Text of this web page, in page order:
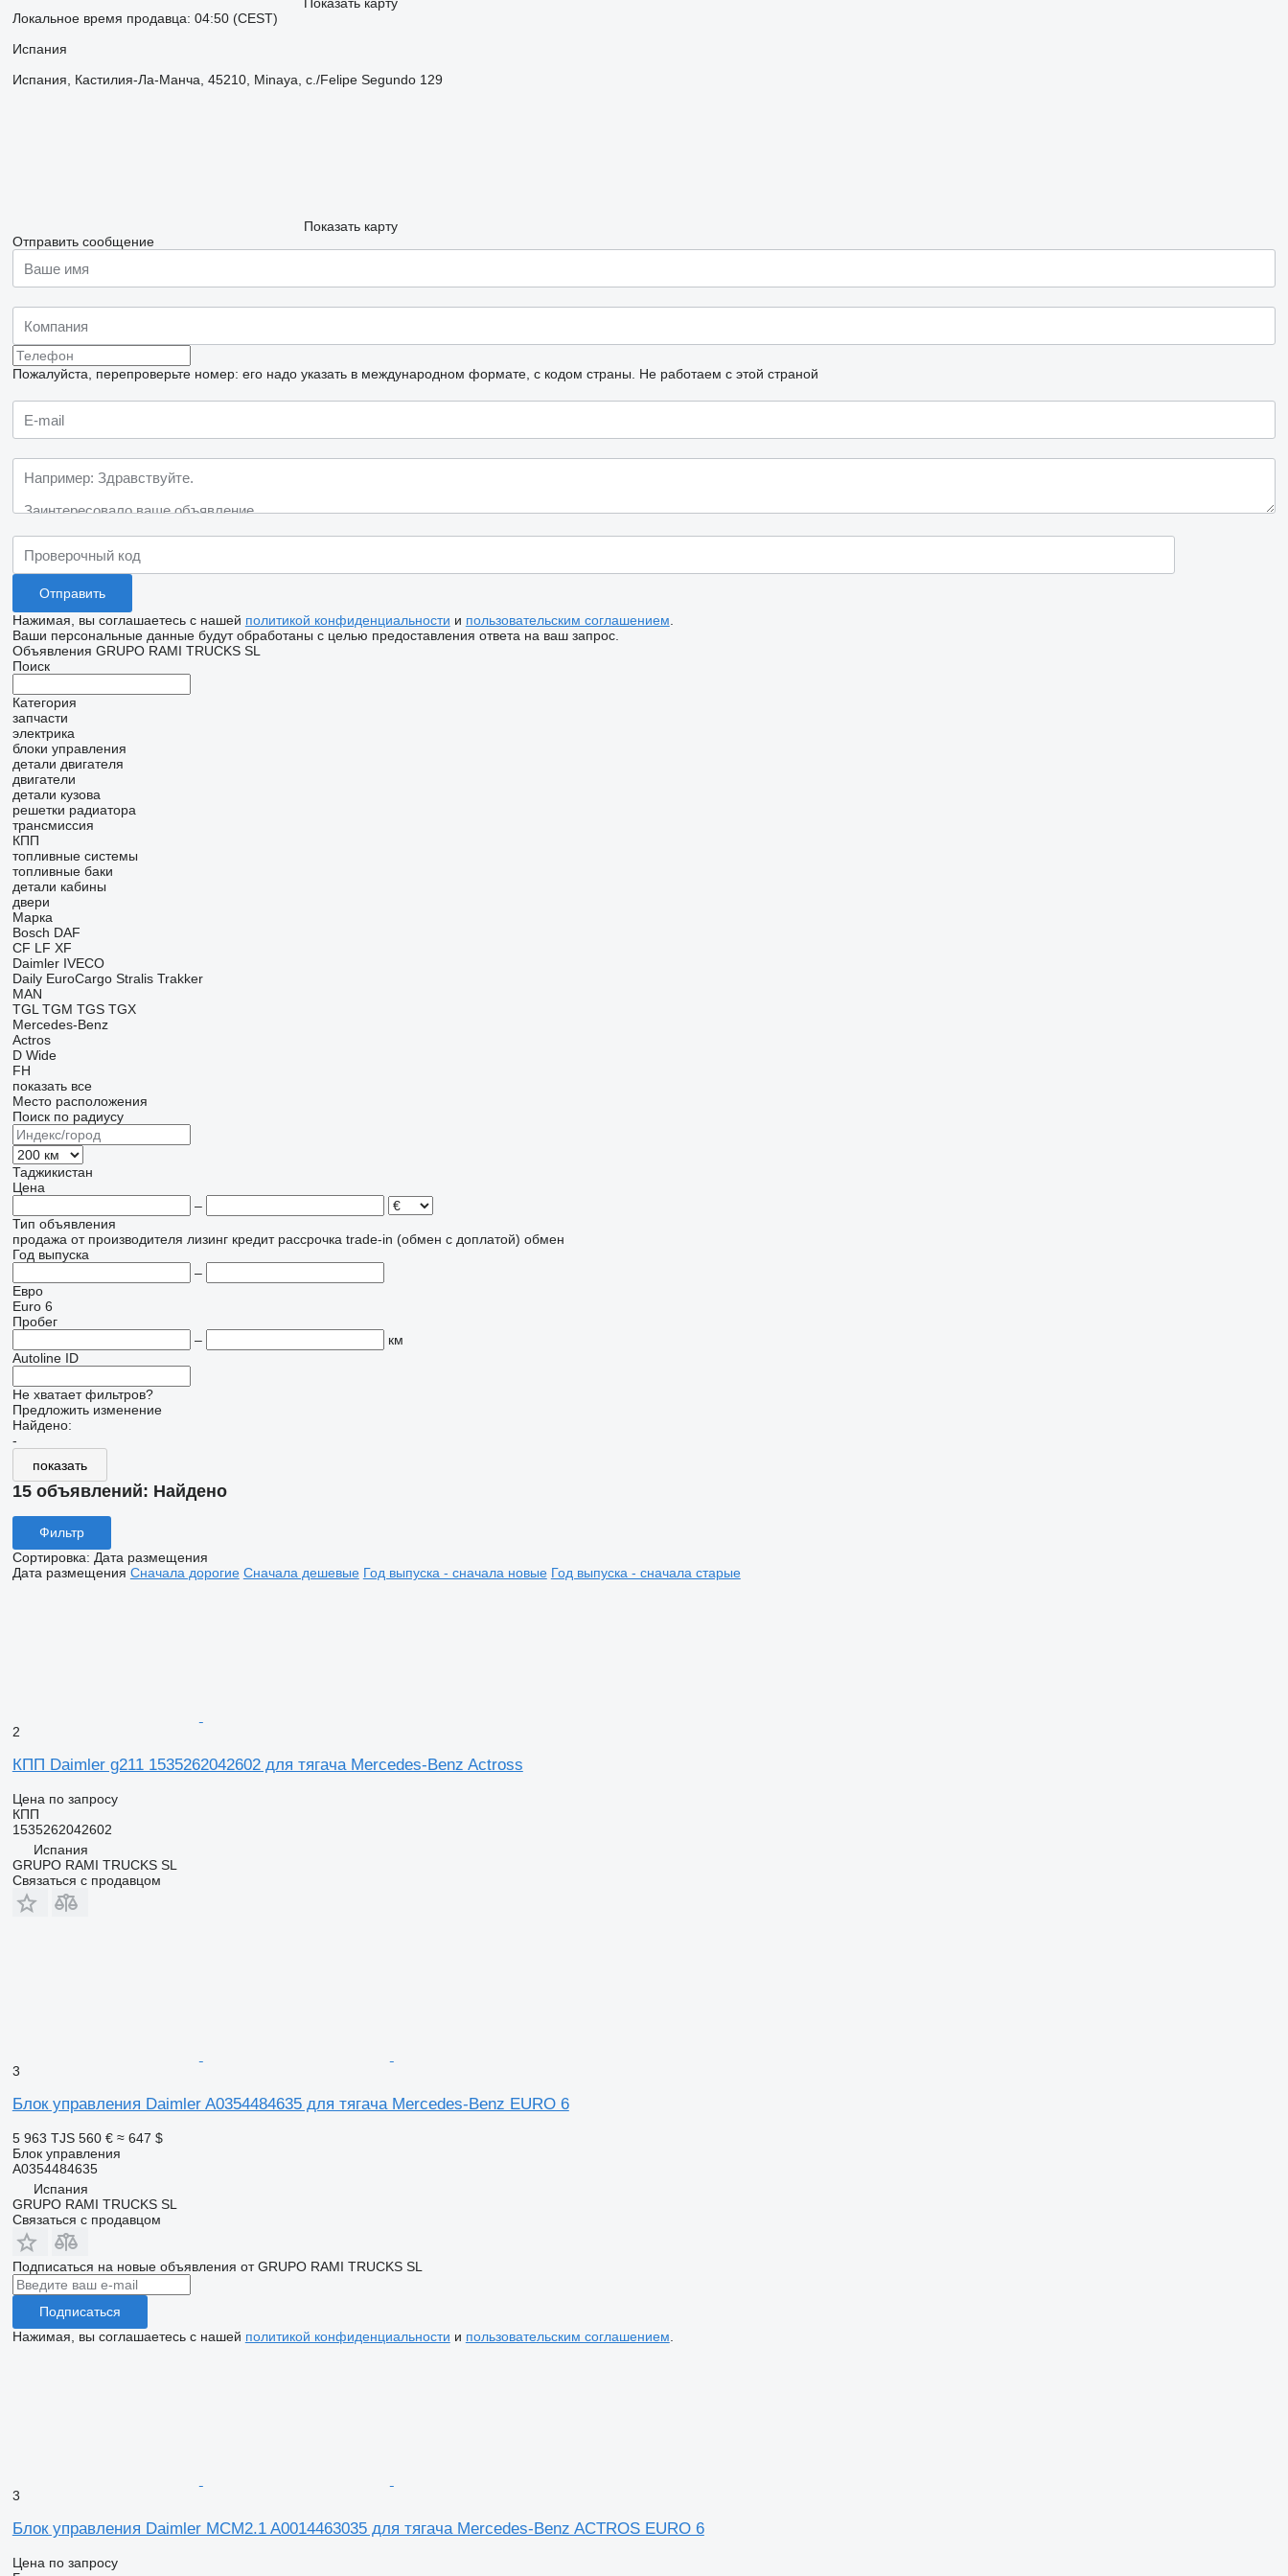
Локальное время продавца: 04:50 (CEST)
Испания
Испания, Кастилия-Ла-Манча, 45210, Minaya, c./Felipe Segundo 129
Показать карту
Отправить сообщение
Пожалуйста, перепроверьте номер: его надо указать в международном формате, с кодом страны. Не работаем с этой страной
Нажимая, вы соглашаетесь с нашей политикой конфиденциальности и пользовательским соглашением
Ваши персональные данные будут обработаны с целью предоставления ответа на ваш запрос.
Объявления GRUPO RAMI TRUCKS SL
Поиск
Категория
запчасти
электрика
блоки управления
детали двигателя
двигатели
детали кузова
решетки радиатора
трансмиссия
КПП
топливные системы
топливные баки
детали кабины
двери
Марка
Bosch DAF
CF LF XF
Daimler IVECO
Daily EuroCargo Stralis Trakker
MAN
TGL TGM TGS TGX
Mercedes-Benz
Actros
D Wide
FH
показать все
Место расположения
Поиск по радиусу
Таджикистан
Цена
–
Тип объявления
продажа от производителя лизинг кредит рассрочка trade-in (обмен с доплатой) обмен
Год выпуска
–
Евро
Euro 6
Пробег
–
км
Autoline ID
Не хватает фильтров?
Предложить изменение
Найдено:
-
показать
15 объявлений: Найдено
Фильтр
Сортировка: Дата размещения
Дата размещения Сначала дорогие Сначала дешевые Год выпуска - сначала новые Год выпуска - сначала старые
2
КПП Daimler g211 1535262042602 для тягача Mercedes-Benz Actross
Цена по запросу
КПП
1535262042602
Испания
GRUPO RAMI TRUCKS SL
Связаться с продавцом
3
Блок управления Daimler A0354484635 для тягача Mercedes-Benz EURO 6
5 963 TJS 560 € ≈ 647 $
Блок управления
A0354484635
Испания
GRUPO RAMI TRUCKS SL
Связаться с продавцом
Подписаться на новые объявления от GRUPO RAMI TRUCKS SL
Подписаться
Нажимая, вы соглашаетесь с нашей политикой конфиденциальности и пользовательским соглашением
3
Блок управления Daimler MCM2.1 A0014463035 для тягача Mercedes-Benz ACTROS EURO 6
Цена по запросу